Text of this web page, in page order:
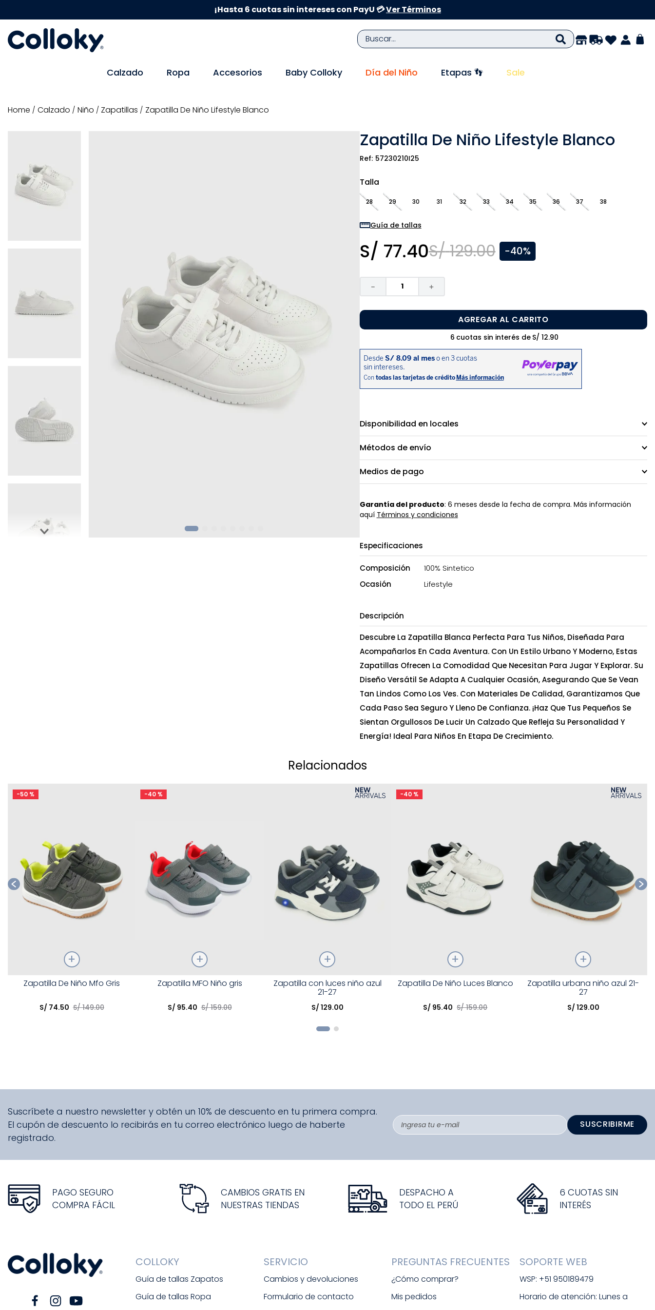
¡Hasta 6 cuotas sin intereses con PayU 💳Ver Términos
Buscar...
Calzado Ropa Accesorios Baby Colloky Día del Niño Etapas 👣 Sale
calzado niño zapatillas Zapatilla De Niño Lifestyle Blanco
Zapatilla De Niño Lifestyle Blanco
57230210I25
Talla
28 29 30 31 32 33 34 35 36 37 38
Guía de tallas
S/ 77.40S/ 129.00 -40%
＋
－
AGREGAR AL CARRITO
6 cuotas sin interés de S/ 12.90
Disponibilidad en locales
Métodos de envío
Medios de pago
Garantía del producto: 6 meses desde la fecha de compra. Más información
aquí Términos y condiciones
Especificaciones
Composición
100% Sintetico
Ocasión
Lifestyle
Descripción
Descubre La Zapatilla Blanca Perfecta Para Tus Niños, Diseñada Para
Acompañarlos En Cada Aventura. Con Un Estilo Urbano Y Moderno, Estas
Zapatillas Ofrecen La Comodidad Que Necesitan Para Jugar Y Explorar. Su
Diseño Versátil Se Adapta A Cualquier Ocasión, Asegurando Que Se Vean
Tan Lindos Como Los Ves. Con Materiales De Calidad, Garantizamos Que
Cada Paso Sea Seguro Y Lleno De Confianza. ¡Haz Que Tus Pequeños Se
Sientan Orgullosos De Lucir Un Calzado Que Refleja Su Personalidad Y
Energía! Ideal Para Niños En Etapa De Crecimiento.
Relacionados
-50 %
Zapatilla De Niño Mfo Gris
S/ 74.50 S/ 149.00
-40 %
Zapatilla MFO Niño gris
S/ 95.40 S/ 159.00
Talla
Elige una opción
Zapatilla con luces niño azul
21-27
S/ 129.00
-40 %
Talla
Zapatilla De Niño Luces Blanco
S/ 95.40 S/ 159.00
Talla
Elige una opción
Zapatilla urbana niño azul 21-
27
S/ 129.00
Suscríbete a nuestro newsletter y obtén un 10% de descuento en tu primera compra.
El cupón de descuento lo recibirás en tu correo electrónico luego de haberte
registrado.
SUSCRIBIRME
PAGO SEGURO
COMPRA FÁCIL
CAMBIOS GRATIS EN
NUESTRAS TIENDAS
DESPACHO A
TODO EL PERÚ
6 CUOTAS SIN
INTERÉS
COLLOKY
Guía de tallas Zapatos
Guía de tallas Ropa
SERVICIO
Cambios y devoluciones
Formulario de contacto
PREGUNTAS FRECUENTES
¿Cómo comprar?
Mis pedidos
SOPORTE WEB
WSP: +51 950189479
Horario de atención: Lunes a
TÉRMINOS MÁS BUSCADOS